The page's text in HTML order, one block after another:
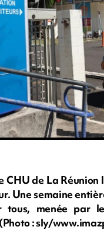
CHU de La
Une semaine
tous, menée par
: sly/